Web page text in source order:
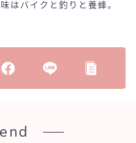
はバイクと釣りと養蜂。